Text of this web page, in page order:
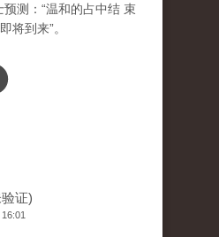
测：“温和的占中结 束
将到来”。
证)